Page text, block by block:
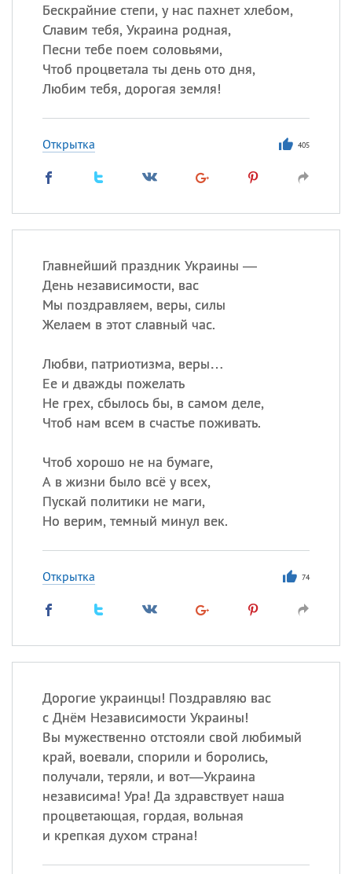
Бескрайние степи, у нас пахнет хлебом,
Славим тебя, Украина родная,
Песни тебе поем соловьями,
Чтоб процветала ты день ото дня,
Любим тебя, дорогая земля!
Открытка 405
Главнейший праздник Украины —
День независимости, вас
Мы поздравляем, веры, силы
Желаем в этот славный час.
Любви, патриотизма, веры…
Ее и дважды пожелать
Не грех, сбылось бы, в самом деле,
Чтоб нам всем в счастье поживать.
Чтоб хорошо не на бумаге,
А в жизни было всё у всех,
Пускай политики не маги,
Но верим, темный минул век.
Открытка 74
Дорогие украинцы! Поздравляю вас
с Днём Независимости Украины!
Вы мужественно отстояли свой любимый
край, воевали, спорили и боролись,
получали, теряли, и вот—Украина
независима! Ура! Да здравствует наша
процветающая, гордая, вольная
и крепкая духом страна!